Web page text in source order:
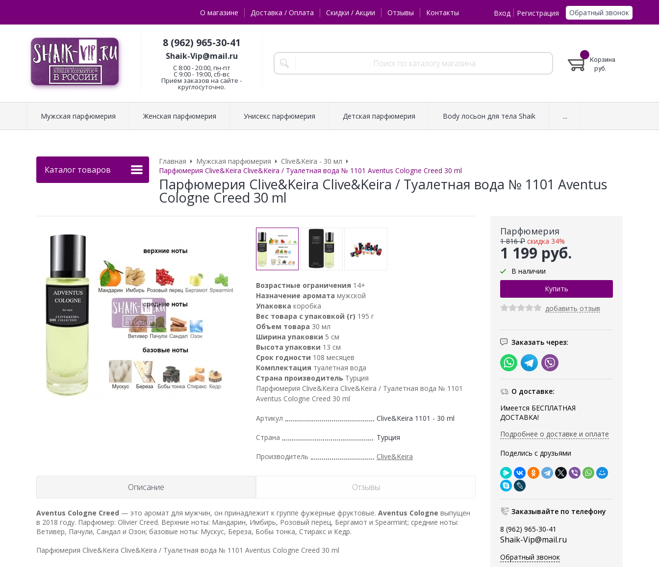
О магазине Доставка / Оплата Скидки / Акции Отзывы Контакты Вход Регистрация Обратный звонок
8 (962) 965-30-41
Shaik-Vip@mail.ru
C 8:00 - 20:00, пн-пт
С 9:00 - 19:00, сб-вс
Приём заказов на сайте -
круглосуточно.
Корзина
руб.
Мужская парфюмерия Женская парфюмерия Унисекс парфюмерия Детская парфюмерия Body лосьон для тела Shaik ...
Каталог товаров
Главная Мужская парфюмерия
Clive&Keira - 30 мл
Парфюмерия Clive&Keira Clive&Keira / Туалетная вода № 1101 Aventus Cologne Creed 30 ml
Парфюмерия Clive&Keira Clive&Keira / Туалетная вода № 1101 Aventus
Cologne Creed 30 ml
Парфюмерия
1 199 руб.
1 816 ₽ скидка 34%
В наличии
добавить отзыв
Заказать через:
О доставке:
Имеется БЕСПЛАТНАЯ
ДОСТАВКА!
Подробнее о доставке и оплате
Поделись с друзьями
Заказывайте по телефону
8 (962) 965-30-41
Shaik-Vip@mail.ru
Обратный звонок
Возрастные ограничения 14+
Назначение аромата мужской
Упаковка коробка
Вес товара с упаковкой (г) 195 г
Объем товара 30 мл
Ширина упаковки 5 см
Высота упаковки 13 см
Срок годности 108 месяцев
Комплектация туалетная вода
Страна производитель Турция
Парфюмерия Clive&Keira Clive&Keira / Туалетная вода № 1101
Aventus Cologne Creed 30 ml
Артикул Clive&Keira 1101 - 30 ml
Страна Турция
Производитель Clive&Keira
Описание Отзывы
Aventus Cologne Creed — это аромат для мужчин, он принадлежит к группе фужерные фруктовые. Aventus Cologne выпущен
в 2018 году. Парфюмер: Olivier Creed. Верхние ноты: Мандарин, Имбирь, Розовый перец, Бергамот и Spearmint; средние ноты:
Ветивер, Пачули, Сандал и Озон; базовые ноты: Мускус, Береза, Бобы тонка, Стиракс и Кедр.
Парфюмерия Clive&Keira Clive&Keira / Туалетная вода № 1101 Aventus Cologne Creed 30 ml